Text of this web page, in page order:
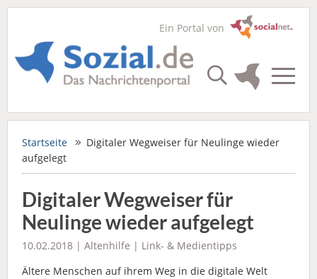
Ein Portal von
Startseite
Digitaler Wegweiser für Neulinge wieder
aufgelegt
Digitaler Wegweiser für
Neulinge wieder aufgelegt
10.02.2018 | Altenhilfe | Link- & Medientipps
Ältere Menschen auf ihrem Weg in die digitale Welt